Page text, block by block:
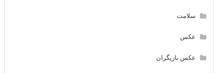
سلامت
عکس
عکس بازیگران